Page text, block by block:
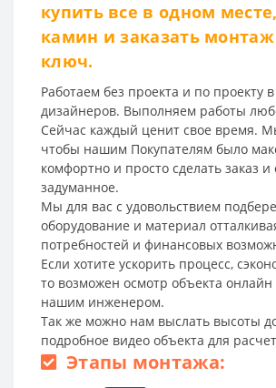
купить все в одном
камин и заказать
ключ.
Работаем без проекта и по проекту
дизайнеров. Выполняем работы
Сейчас каждый ценит свое время.
чтобы нашим Покупателям было
комфортно и просто сделать заказ и
задуманное.
Мы для вас с удовольствием
оборудование и материал
потребностей и финансовых
Если хотите ускорить процесс,
то возможен осмотр объекта онлайн
нашим инженером.
Так же можно нам выслать высоты
подробное видео объекта для
Этапы монтажа: